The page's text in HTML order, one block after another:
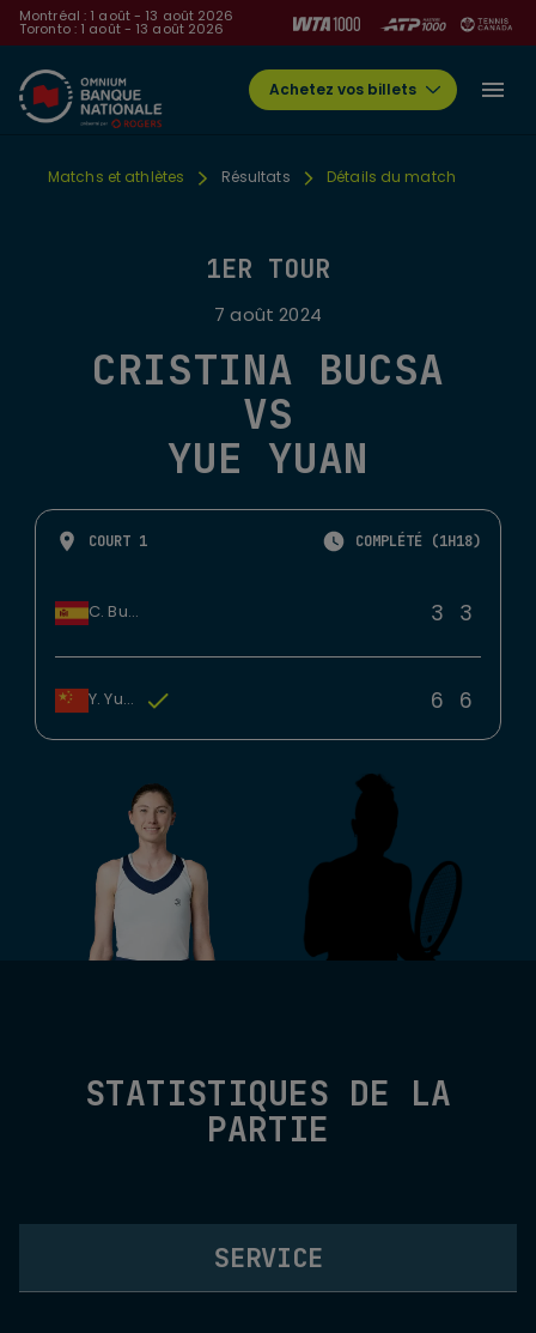
Montréal : 1 août - 13 août 2026
Toronto : 1 août - 13 août 2026
Achetez vos billets
Matchs et athlètes Résultats Détails du match
CRISTINA BUCSA
VS
YUE YUAN
1ER TOUR
7 août 2024
COURT 1 COMPLÉTÉ (1H18)
C. Bucsa 3 3
Y. Yuan 6 6
STATISTIQUES DE LA
PARTIE
SERVICE